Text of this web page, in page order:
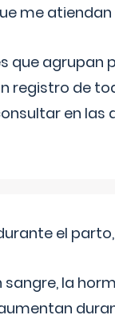
me
que agrupan
registro de
en
el
la